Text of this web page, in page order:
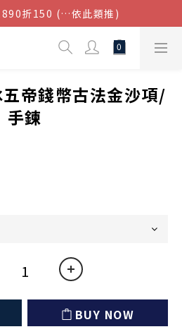
滿$1080超取免運
折150 (…依此類推)
帳號，獲得50元現金券
五帝錢幣古法金沙項/
手鍊
BUY NOW